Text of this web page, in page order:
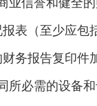
业信誉和健全
表（至少应
务报告复印件
所必需的设备